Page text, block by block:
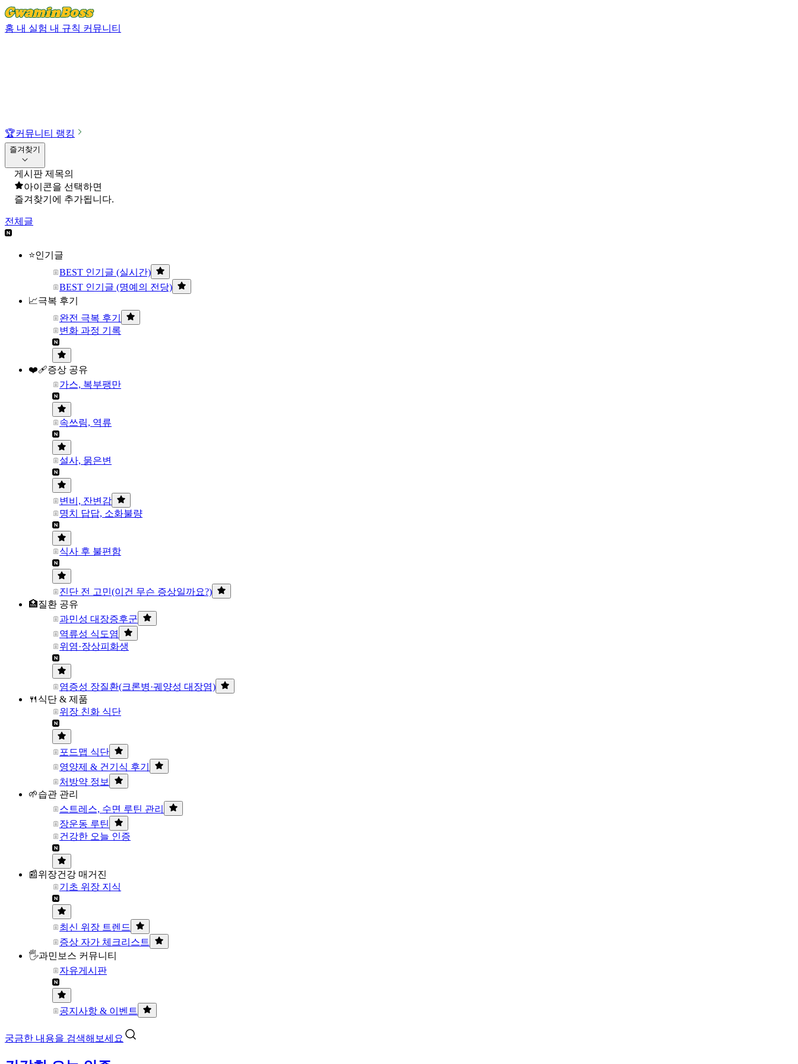
홈 내 실험 내 규칙 커뮤니티
🏆커뮤니티 랭킹
즐겨찾기
게시판 제목의
아이콘을 선택하면
즐겨찾기에 추가됩니다.
전체글
⭐인기글
BEST 인기글 (실시간)
BEST 인기글 (명예의 전당)
📈극복 후기
완전 극복 후기
변화 과정 기록
❤️‍🩹증상 공유
가스, 복부팽만
속쓰림, 역류
설사, 묽은변
변비, 잔변감
명치 답답, 소화불량
식사 후 불편함
진단 전 고민(이건 무슨 증상일까요?)
🏥질환 공유
과민성 대장증후군
역류성 식도염
위염·장상피화생
염증성 장질환(크론병·궤양성 대장염)
🍴식단 & 제품
위장 친화 식단
포드맵 식단
영양제 & 건기식 후기
처방약 정보
🌱습관 관리
스트레스, 수면 루틴 관리
장운동 루틴
건강한 오늘 인증
📰위장건강 매거진
기초 위장 지식
최신 위장 트렌드
증상 자가 체크리스트
🖐과민보스 커뮤니티
자유게시판
공지사항 & 이벤트
궁금한 내용을 검색해보세요